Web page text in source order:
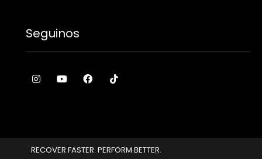
Seguinos
RECOVER FASTER. PERFORM BETTER.